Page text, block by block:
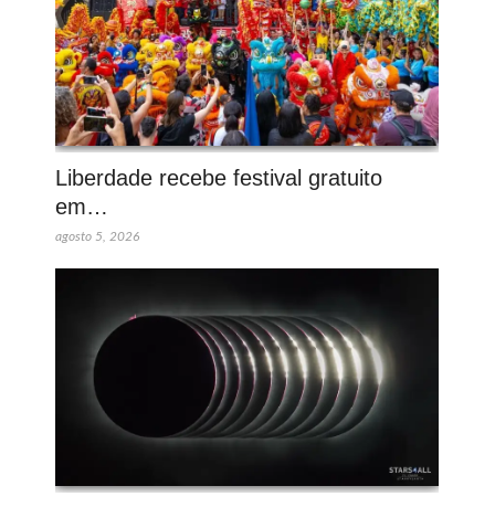
Liberdade recebe festival gratuito
em…
agosto 5, 2026